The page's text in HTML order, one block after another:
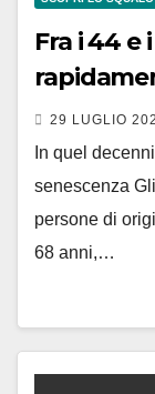
Fra i 44 e
29 LUGLIO
In quel
senescenza
persone di
68 anni,…